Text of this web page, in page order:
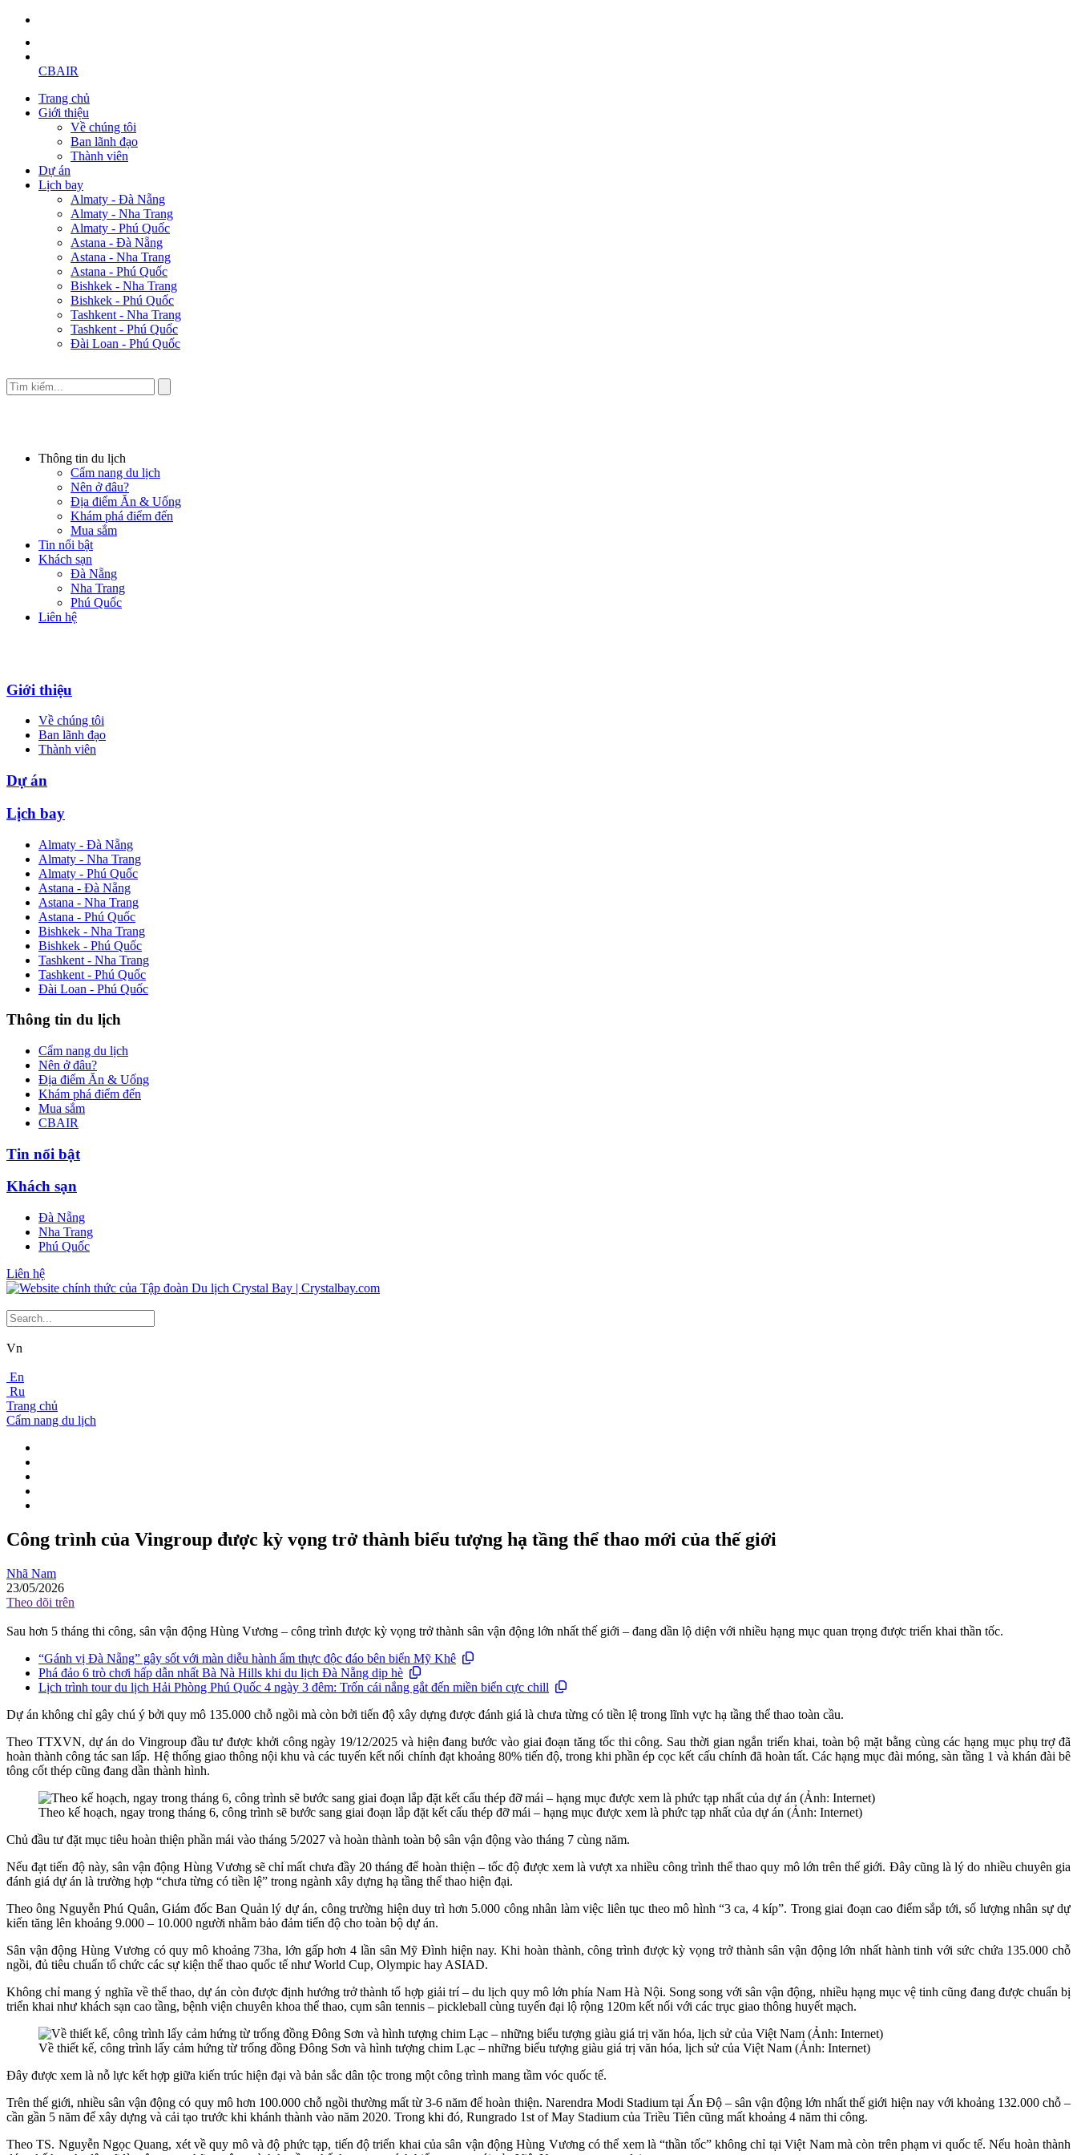
CBAIR
Trang chủ
Giới thiệu
Về chúng tôi
Ban lãnh đạo
Thành viên
Dự án
Lịch bay
Almaty - Đà Nẵng
Almaty - Nha Trang
Almaty - Phú Quốc
Astana - Đà Nẵng
Astana - Nha Trang
Astana - Phú Quốc
Bishkek - Nha Trang
Bishkek - Phú Quốc
Tashkent - Nha Trang
Tashkent - Phú Quốc
Đài Loan - Phú Quốc
Thông tin du lịch
Cẩm nang du lịch
Nên ở đâu?
Địa điểm Ăn & Uống
Khám phá điểm đến
Mua sắm
Tin nổi bật
Khách sạn
Đà Nẵng
Nha Trang
Phú Quốc
Liên hệ
Giới thiệu
Về chúng tôi
Ban lãnh đạo
Thành viên
Dự án
Lịch bay
Almaty - Đà Nẵng
Almaty - Nha Trang
Almaty - Phú Quốc
Astana - Đà Nẵng
Astana - Nha Trang
Astana - Phú Quốc
Bishkek - Nha Trang
Bishkek - Phú Quốc
Tashkent - Nha Trang
Tashkent - Phú Quốc
Đài Loan - Phú Quốc
Thông tin du lịch
Cẩm nang du lịch
Nên ở đâu?
Địa điểm Ăn & Uống
Khám phá điểm đến
Mua sắm
CBAIR
Tin nổi bật
Khách sạn
Đà Nẵng
Nha Trang
Phú Quốc
Liên hệ
Vn
En
Ru
Trang chủ
Cẩm nang du lịch
Công trình của Vingroup được kỳ vọng trở thành biểu tượng hạ tầng thể thao mới của thế giới
Nhã Nam
23/05/2026
Theo dõi trên
Sau hơn 5 tháng thi công, sân vận động Hùng Vương – công trình được kỳ vọng trở thành sân vận động lớn nhất thế giới – đang dần lộ diện với nhiều hạng mục quan trọng được triển khai thần tốc.
“Gánh vị Đà Nẵng” gây sốt với màn diễu hành ẩm thực độc đáo bên biển Mỹ Khê
Phá đảo 6 trò chơi hấp dẫn nhất Bà Nà Hills khi du lịch Đà Nẵng dịp hè
Lịch trình tour du lịch Hải Phòng Phú Quốc 4 ngày 3 đêm: Trốn cái nắng gắt đến miền biển cực chill
Dự án không chỉ gây chú ý bởi quy mô 135.000 chỗ ngồi mà còn bởi tiến độ xây dựng được đánh giá là chưa từng có tiền lệ trong lĩnh vực hạ tầng thể thao toàn cầu.
Theo TTXVN, dự án do Vingroup đầu tư được khởi công ngày 19/12/2025 và hiện đang bước vào giai đoạn tăng tốc thi công. Sau thời gian ngắn triển khai, toàn bộ mặt bằng cùng các hạng mục phụ trợ đã
hoàn thành công tác san lấp. Hệ thống giao thông nội khu và các tuyến kết nối chính đạt khoảng 80% tiến độ, trong khi phần ép cọc kết cấu chính đã hoàn tất. Các hạng mục đài móng, sàn tầng 1 và khán đài bê
tông cốt thép cũng đang dần thành hình.
Theo kế hoạch, ngay trong tháng 6, công trình sẽ bước sang giai đoạn lắp đặt kết cấu thép đỡ mái – hạng mục được xem là phức tạp nhất của dự án (Ảnh: Internet)
Chủ đầu tư đặt mục tiêu hoàn thiện phần mái vào tháng 5/2027 và hoàn thành toàn bộ sân vận động vào tháng 7 cùng năm.
Nếu đạt tiến độ này, sân vận động Hùng Vương sẽ chỉ mất chưa đầy 20 tháng để hoàn thiện – tốc độ được xem là vượt xa nhiều công trình thể thao quy mô lớn trên thế giới. Đây cũng là lý do nhiều chuyên gia
đánh giá dự án là trường hợp “chưa từng có tiền lệ” trong ngành xây dựng hạ tầng thể thao hiện đại.
Theo ông Nguyễn Phú Quân, Giám đốc Ban Quản lý dự án, công trường hiện duy trì hơn 5.000 công nhân làm việc liên tục theo mô hình “3 ca, 4 kíp”. Trong giai đoạn cao điểm sắp tới, số lượng nhân sự dự
kiến tăng lên khoảng 9.000 – 10.000 người nhằm bảo đảm tiến độ cho toàn bộ dự án.
Sân vận động Hùng Vương có quy mô khoảng 73ha, lớn gấp hơn 4 lần sân Mỹ Đình hiện nay. Khi hoàn thành, công trình được kỳ vọng trở thành sân vận động lớn nhất hành tinh với sức chứa 135.000 chỗ
ngồi, đủ tiêu chuẩn tổ chức các sự kiện thể thao quốc tế như World Cup, Olympic hay ASIAD.
Không chỉ mang ý nghĩa về thể thao, dự án còn được định hướng trở thành tổ hợp giải trí – du lịch quy mô lớn phía Nam Hà Nội. Song song với sân vận động, nhiều hạng mục vệ tinh cũng đang được chuẩn bị
triển khai như khách sạn cao tầng, bệnh viện chuyên khoa thể thao, cụm sân tennis – pickleball cùng tuyến đại lộ rộng 120m kết nối với các trục giao thông huyết mạch.
Về thiết kế, công trình lấy cảm hứng từ trống đồng Đông Sơn và hình tượng chim Lạc – những biểu tượng giàu giá trị văn hóa, lịch sử của Việt Nam (Ảnh: Internet)
Đây được xem là nỗ lực kết hợp giữa kiến trúc hiện đại và bản sắc dân tộc trong một công trình mang tầm vóc quốc tế.
Trên thế giới, nhiều sân vận động có quy mô hơn 100.000 chỗ ngồi thường mất từ 3-6 năm để hoàn thiện. Narendra Modi Stadium tại Ấn Độ – sân vận động lớn nhất thế giới hiện nay với khoảng 132.000 chỗ –
cần gần 5 năm để xây dựng và cải tạo trước khi khánh thành vào năm 2020. Trong khi đó, Rungrado 1st of May Stadium của Triều Tiên cũng mất khoảng 4 năm thi công.
Theo TS. Nguyễn Ngọc Quang, xét về quy mô và độ phức tạp, tiến độ triển khai của sân vận động Hùng Vương có thể xem là “thần tốc” không chỉ tại Việt Nam mà còn trên phạm vi quốc tế. Nếu hoàn thành